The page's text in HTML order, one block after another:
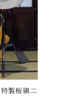
製桜絹二